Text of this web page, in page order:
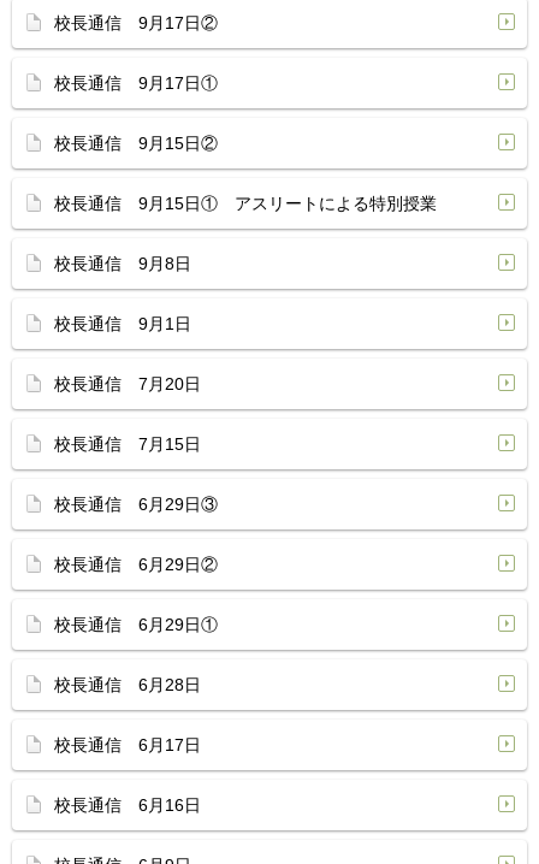
校長通信 9月17日②
校長通信 9月17日①
校長通信 9月15日②
校長通信 9月15日① アスリートによる特別授業
校長通信 9月8日
校長通信 9月1日
校長通信 7月20日
校長通信 7月15日
校長通信 6月29日③
校長通信 6月29日②
校長通信 6月29日①
校長通信 6月28日
校長通信 6月17日
校長通信 6月16日